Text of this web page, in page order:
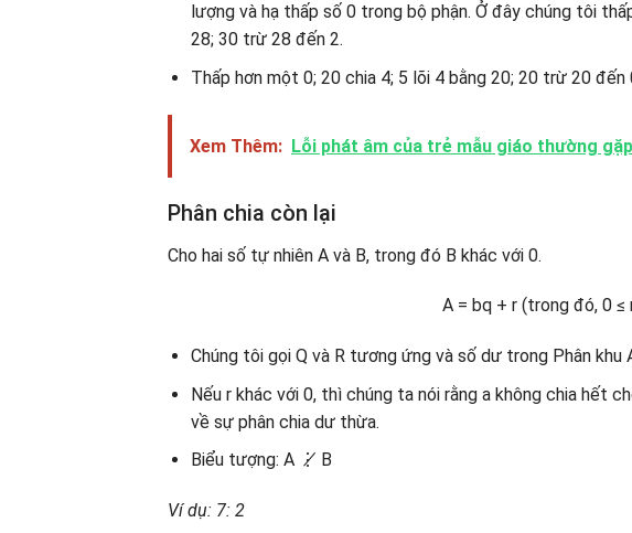
lượng và hạ thấp số 0 trong bộ phận. Ở đây chúng tôi
28; 30 trừ 28 đến 2.
Thấp hơn một 0; 20 chia 4; 5 lõi 4 bằng 20; 20 trừ 20 đến
Xem Thêm: Lỗi phát âm của trẻ mẫu giáo thường
Phân chia còn lại
Cho hai số tự nhiên A và B, trong đó B khác với 0.
A = bq + r (trong đó, 0 ≤
Chúng tôi gọi Q và R tương ứng và số dư trong Phân khu
Nếu r khác với 0, thì chúng ta nói rằng a không chia hết
về sự phân chia dư thừa.
Biểu tượng: A ⋮̸ B
Ví dụ: 7: 2